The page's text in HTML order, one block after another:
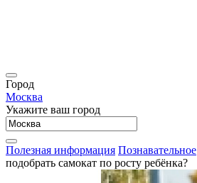
Город
Москва
Укажите ваш город
Полезная информация Познавательное
подобрать самокат по росту ребёнка?